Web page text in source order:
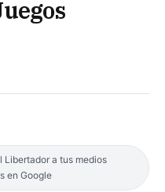
Libertador a tus medios
en Google